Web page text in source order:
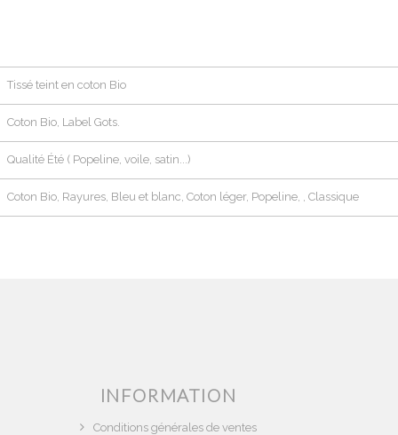
Tissé teint en coton Bio
Coton Bio, Label Gots.
Qualité Été ( Popeline, voile, satin...)
Coton Bio, Rayures, Bleu et blanc, Coton léger, Popeline, , Classique
INFORMATION
Conditions générales de ventes